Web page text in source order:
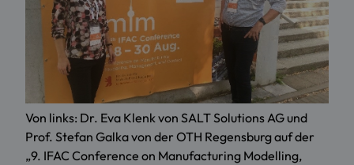
Von links: Dr. Eva Klenk von SALT Solutions AG und
Prof. Stefan Galka von der OTH Regensburg auf der
„9. IFAC Conference on Manufacturing Modelling,